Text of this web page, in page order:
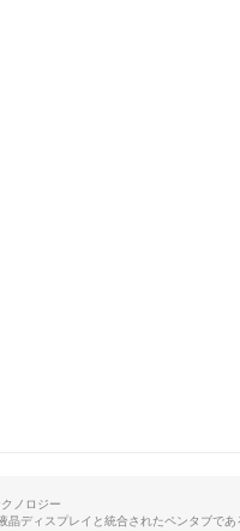
クノロジー
晶ディスプレイと統合されたペンタブであ